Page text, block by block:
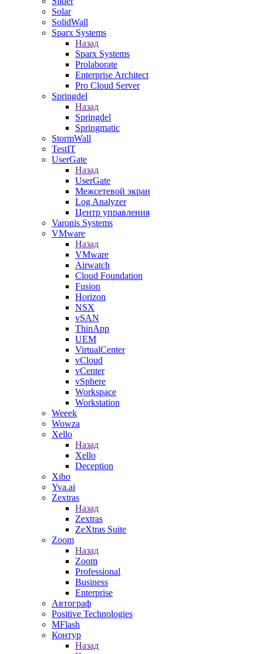
Solar
SolidWall
Sparx Systems
Назад
Sparx Systems
Prolaborate
Enterprise Architect
Pro Cloud Server
Springdel
Назад
Springdel
Springmatic
StormWall
TestIT
UserGate
Назад
UserGate
Межсетевой экран
Log Analyzer
Центр управления
Varonis Systems
VMware
Назад
VMware
Airwatch
Cloud Foundation
Fusion
Horizon
NSX
vSAN
ThinApp
UEM
VirtualCenter
vCloud
vCenter
vSphere
Workspace
Workstation
Weeek
Wowza
Xello
Назад
Xello
Deception
Xibo
Yva.ai
Zextras
Назад
Zextras
ZeXtras Suite
Zoom
Назад
Zoom
Professional
Business
Enterprise
Автограф
Positive Technologies
MFlash
Контур
Назад